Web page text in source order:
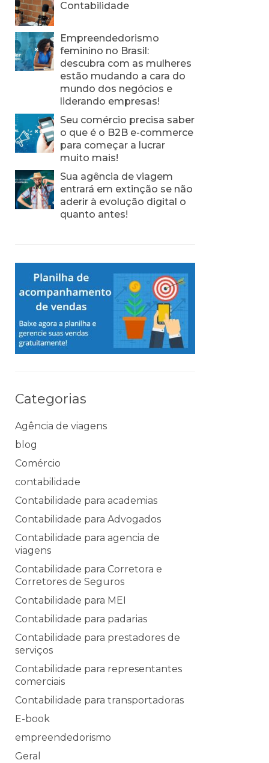
Contabilidade
Empreendedorismo
feminino no Brasil:
descubra com as mulheres
estão mudando a cara do
mundo dos negócios e
liderando empresas!
Seu comércio precisa saber
o que é o B2B e-commerce
para começar a lucrar
muito mais!
Sua agência de viagem
entrará em extinção se não
aderir à evolução digital o
quanto antes!
Categorias
Agência de viagens
blog
Comércio
contabilidade
Contabilidade para academias
Contabilidade para Advogados
Contabilidade para agencia de
viagens
Contabilidade para Corretora e
Corretores de Seguros
Contabilidade para MEI
Contabilidade para padarias
Contabilidade para prestadores de
serviços
Contabilidade para representantes
comerciais
Contabilidade para transportadoras
E-book
empreendedorismo
Geral